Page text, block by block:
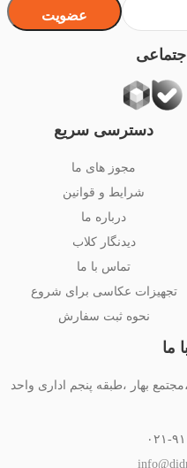
دسترسی سریع
مجوز های ما
شرایط و قوانین
درباره ما
دیدنگار کلاب
تماس با ما
تجهیزات عکاسی برای شروع
نحوه ثبت سفارش
ما
بهار ،طبقه پنجم اداری واحد
عضویت